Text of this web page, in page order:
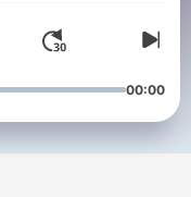
00:00